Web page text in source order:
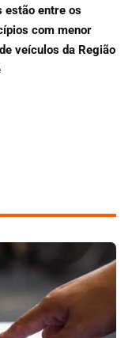
estão entre os
com menor
veículos da Região